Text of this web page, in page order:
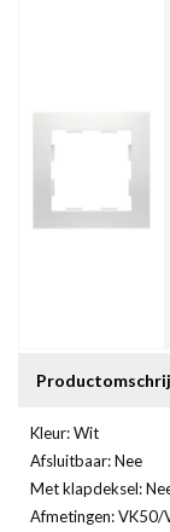
Kleur: Wit
Afsluitbaar: Nee
Met klapdeksel:
Afmetingen: VK50/